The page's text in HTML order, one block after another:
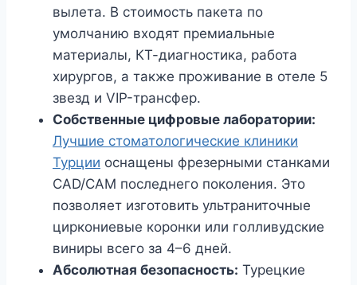
вылета. В стоимость пакета по
умолчанию входят премиальные
материалы, КТ-диагностика, работа
хирургов, а также проживание в отеле 5
звезд и VIP-трансфер.
Собственные цифровые лаборатории:
Лучшие стоматологические клиники
Турции оснащены фрезерными станками
CAD/CAM последнего поколения. Это
позволяет изготовить ультраниточные
циркониевые коронки или голливудские
виниры всего за 4–6 дней.
Абсолютная безопасность: Турецкие